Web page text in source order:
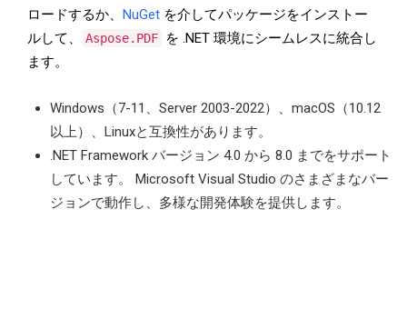
ロードするか、 NuGet を介してパッケージをインストー
ルして、
Aspose.PDF
を .NET 環境にシームレスに統合し
ます。
Windows（7-11、Server 2003-2022）、macOS（10.12
以上）、Linuxと互換性があります。
.NET Framework バージョン 4.0 から 8.0 までをサポート
しています。 Microsoft Visual Studio のさまざまなバー
ジョンで動作し、多様な開発体験を提供します。